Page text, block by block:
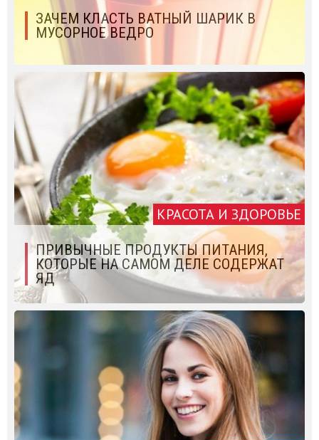
ЗАЧЕМ КЛАСТЬ ВАТНЫЙ ШАРИК В
МУСОРНОЕ ВЕДРО
КРАСОТА И ЗДОРОВЬЕ
ПРИВЫЧНЫЕ ПРОДУКТЫ ПИТАНИЯ,
КОТОРЫЕ НА САМОМ ДЕЛЕ СОДЕРЖАТ
ЯД